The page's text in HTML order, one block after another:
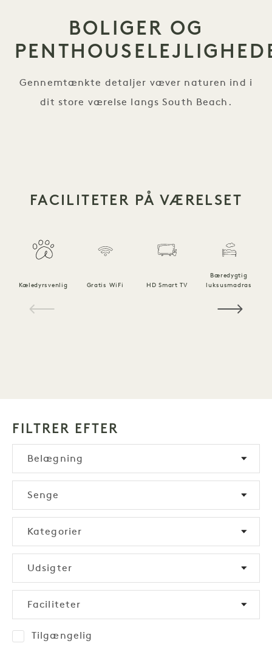
BOLIGER OG
Gennemtænkte detaljer væver naturen ind i
dit store værelse langs South Beach.
FACILITETER PÅ VÆRELSET
Kæledyrsvenlig Gratis WiFi HD Smart TV
Bæredygtig
luksusmadras
FILTRER EFTER
Belægning
Senge
Kategorier
Udsigter
Faciliteter
Tilgængelig